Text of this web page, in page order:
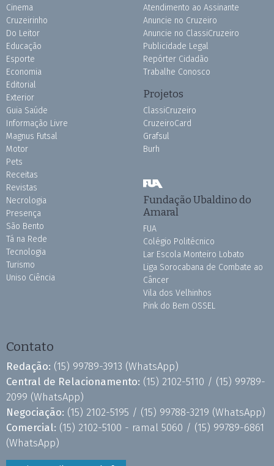
Cinema
Cruzeirinho
Do Leitor
Educação
Esporte
Economia
Editorial
Exterior
Guia Saúde
Informação Livre
Magnus Futsal
Motor
Pets
Receitas
Revistas
Necrologia
Presença
São Bento
Tá na Rede
Tecnologia
Turismo
Uniso Ciência
Atendimento ao Assinante
Anuncie no Cruzeiro
Anuncie no ClassiCruzeiro
Publicidade Legal
Repórter Cidadão
Trabalhe Conosco
Projetos
ClassiCruzeiro
CruzeiroCard
Grafsul
Burh
Fundação Ubaldino do
Amaral
FUA
Colégio Politécnico
Lar Escola Monteiro Lobato
Liga Sorocabana de Combate ao
Câncer
Vila dos Velhinhos
Pink do Bem OSSEL
Contato
Redação: (15) 99789-3913 (WhatsApp)
Central de Relacionamento: (15) 2102-5110 / (15) 99789-
2099 (WhatsApp)
Negociação: (15) 2102-5195 / (15) 99788-3219 (WhatsApp)
Comercial: (15) 2102-5100 - ramal 5060 / (15) 99789-6861
(WhatsApp)